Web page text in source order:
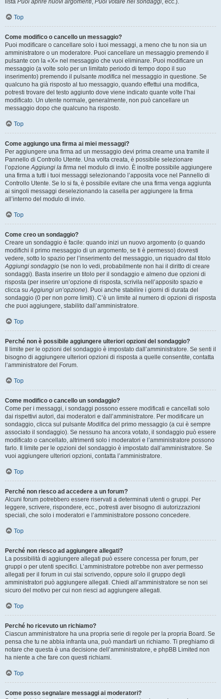
lista Puoi aprire nuovi argomenti, Puoi votare nei sondaggi, ecc.).
Top
Come modifico o cancello un messaggio?
Puoi modificare o cancellare solo i tuoi messaggi, a meno che tu non sia un
amministratore o un moderatore. Puoi cancellare un messaggio premendo il
pulsante con la «X» nel messaggio che vuoi eliminare. Puoi modificare un
messaggio (a volte solo per un limitato periodo di tempo dopo il suo
inserimento) premendo il pulsante modifica nel messaggio in questione. Se
qualcuno ha già risposto al tuo messaggio, quando effettui una modifica,
potresti trovare del testo aggiunto dove viene indicato quante volte l’hai
modificato. Un utente normale, generalmente, non può cancellare un
messaggio dopo che qualcuno ha risposto.
Top
Come aggiungo una firma ai miei messaggi?
Per aggiungere una firma ad un messaggio devi prima crearne una tramite il
Pannello di Controllo Utente. Una volta creata, è possibile selezionare
l’opzioneAggiungi la firma nel modulo di invio. È inoltre possibile aggiungere
una firma a tutti i tuoi messaggi selezionando l’apposita voce nel Pannello di
Controllo Utente. Se lo si fa, è possibile evitare che una firma venga aggiunta
ai singoli messaggi deselezionando la casella per aggiungere la firma
all’interno del modulo di invio.
Top
Come creo un sondaggio?
Creare un sondaggio è facile: quando inizi un nuovo argomento (o quando
modifichi il primo messaggio di un argomento, se ti è permesso) dovresti
vedere, sotto lo spazio per l’inserimento del messaggio, un riquadro dal titolo
Aggiungi sondaggio (se non lo vedi, probabilmente non hai il diritto di creare
sondaggi). Basta inserire un titolo per il sondaggio e almeno due opzioni di
risposta (per inserire un’opzione di risposta, scrivila nell’apposito spazio e
clicca suAggiungi un’opzione). Puoi anche stabilire i giorni di durata del
sondaggio (0 per non porre limiti). C’è un limite al numero di opzioni di risposta
che puoi aggiungere, stabilito dall’amministratore.
Top
Perché non è possibile aggiungere ulteriori opzioni del sondaggio?
Il limite per le opzioni del sondaggio è impostato dall’amministratore. Se senti il
bisogno di aggiungere ulteriori opzioni di risposta a quelle consentite, contatta
l’amministratore del Forum.
Top
Come modifico o cancello un sondaggio?
Come per i messaggi, i sondaggi possono essere modificati e cancellati solo
dai rispettivi autori, dai moderatori e dall’amministratore. Per modificare un
sondaggio, clicca sul pulsante Modifica del primo messaggio (a cui è sempre
associato il sondaggio). Se nessuno ha ancora votato, il sondaggio può essere
modificato o cancellato, altrimenti solo i moderatori e l’amministratore possono
farlo. Il limite per le opzioni del sondaggio è impostato dall’amministratore. Se
vuoi aggiungere ulteriori opzioni, contatta l’amministratore.
Top
Perché non riesco ad accedere a un forum?
Alcuni forum potrebbero essere riservati a determinati utenti o gruppi. Per
leggere, scrivere, rispondere, ecc., potresti aver bisogno di autorizzazioni
speciali, che solo i moderatori e l’amministratore possono concedere.
Top
Perché non riesco ad aggiungere allegati?
La possibilità di aggiungere allegati può essere concessa per forum, per
gruppi o per utenti specifici. L’amministratore potrebbe non aver permesso
allegati per il forum in cui stai scrivendo, oppure solo il gruppo degli
amministratori può aggiungere allegati. Chiedi all’amministratore se non sei
sicuro del motivo per cui non riesci ad aggiungere allegati.
Top
Perché ho ricevuto un richiamo?
Ciascun amministratore ha una propria serie di regole per la propria Board. Se
pensa che tu ne abbia infranta una, può mandarti un richiamo. Ti preghiamo di
notare che questa è una decisione dell’amministratore, e phpBB Limited non
ha niente a che fare con questi richiami.
Top
Come posso segnalare messaggi ai moderatori?